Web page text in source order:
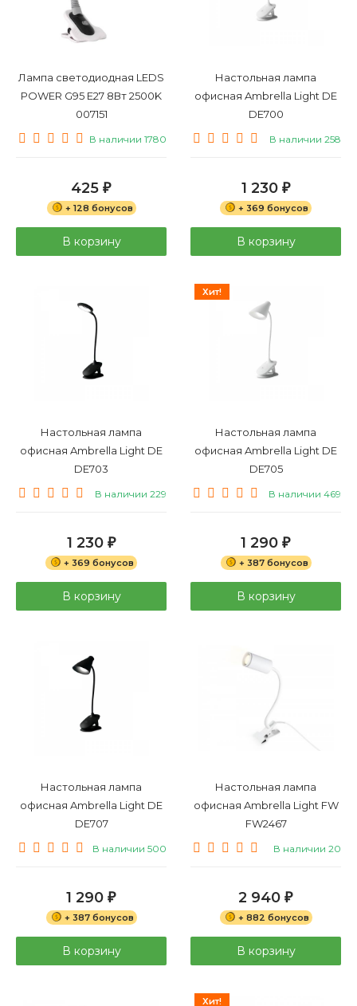
Лампа светодиодная LEDS
POWER G95 E27 8Вт 2500K
007151
В наличии 1780
425 ₽
+ 128 бонусов
В корзину
Настольная лампа
офисная Ambrella Light DE
DE700
В наличии 258
1 230 ₽
+ 369 бонусов
В корзину
Настольная лампа
офисная Ambrella Light DE
DE703
В наличии 229
1 230 ₽
+ 369 бонусов
В корзину
Хит!
Настольная лампа
офисная Ambrella Light DE
DE705
В наличии 469
1 290 ₽
+ 387 бонусов
В корзину
Настольная лампа
офисная Ambrella Light DE
DE707
В наличии 500
1 290 ₽
+ 387 бонусов
В корзину
Настольная лампа
офисная Ambrella Light FW
FW2467
В наличии 20
2 940 ₽
+ 882 бонусов
В корзину
Хит!